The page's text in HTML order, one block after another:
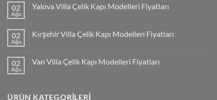
02
Ağu
Yalova Villa Çelik Kapı Modelleri Fiyatları
02
Ağu
Kırşehir Villa Çelik Kapı Modelleri Fiyatları
02
Ağu
Van Villa Çelik Kapı Modelleri Fiyatları
ÜRÜN KATEGORILERI